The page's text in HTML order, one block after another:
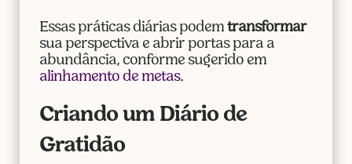
Essas práticas diárias podem transformar
sua perspectiva e abrir portas para a
abundância, conforme sugerido em
alinhamento de metas.
Criando um Diário de
Gratidão